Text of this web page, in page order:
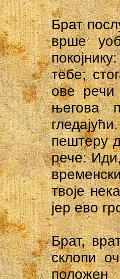
Брат
врше
тебе;
ове
његова
пештеру
рече:
твоје
јер ево
Брат,
склопи